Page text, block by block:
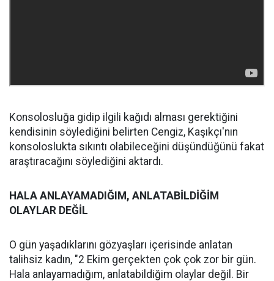
Konsolosluğa gidip ilgili kağıdı alması gerektiğini
kendisinin söylediğini belirten Cengiz, Kaşıkçı'nın
konsoloslukta sıkıntı olabileceğini düşündüğünü fakat
araştıracağını söylediğini aktardı.
HALA ANLAYAMADIĞIM, ANLATABİLDİĞİM
OLAYLAR DEĞİL
O gün yaşadıklarını gözyaşları içerisinde anlatan
talihsiz kadın, "2 Ekim gerçekten çok çok zor bir gün.
Hala anlayamadığım, anlatabildiğim olaylar değil. Bir